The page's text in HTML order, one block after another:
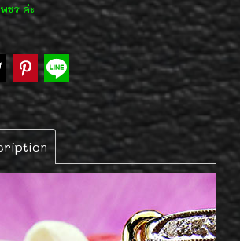
ชร ค่ะ